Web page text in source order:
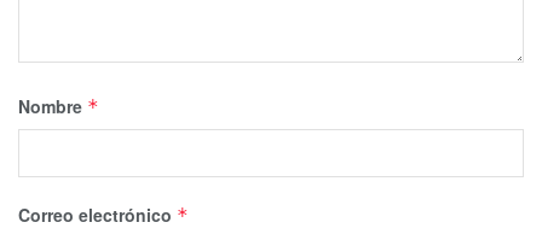
Nombre *
Correo electrónico *